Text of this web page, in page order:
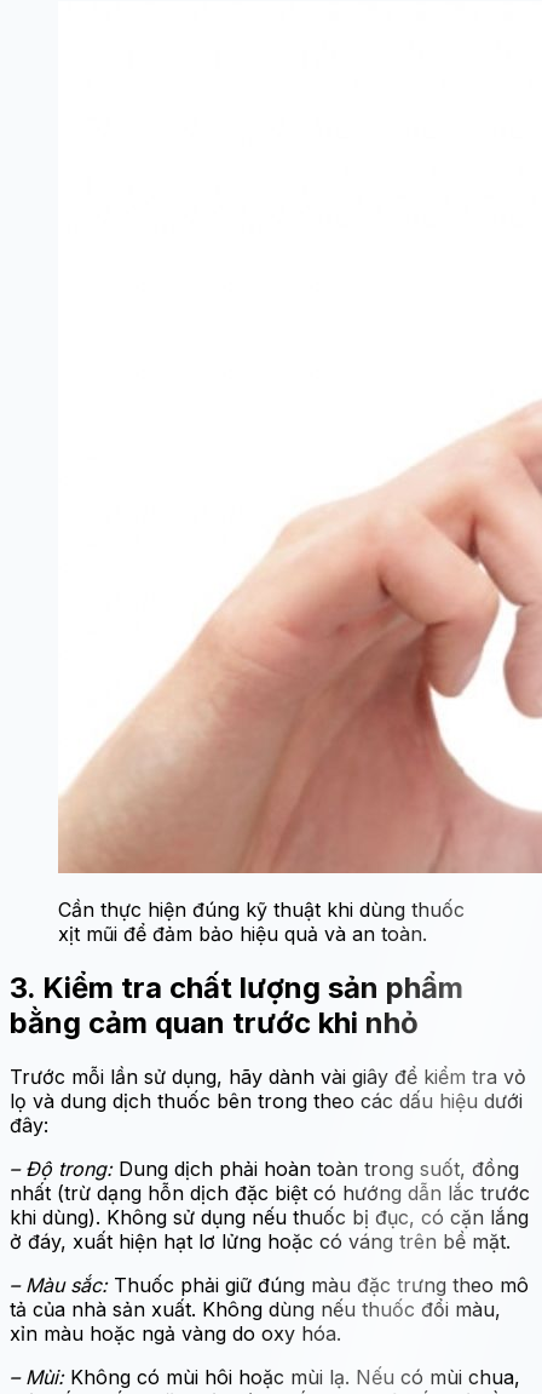
Cần thực hiện đúng kỹ thuật khi dùng thuốc
xịt mũi để đảm bảo hiệu quả và an toàn.
3. Kiểm tra chất lượng sản phẩm
bằng cảm quan trước khi nhỏ
Trước mỗi lần sử dụng, hãy dành vài giây để kiểm tra vỏ
lọ và dung dịch thuốc bên trong theo các dấu hiệu dưới
đây:
– Độ trong:Dung dịch phải hoàn toàn trong suốt, đồng
nhất (trừ dạng hỗn dịch đặc biệt có hướng dẫn lắc trước
khi dùng). Không sử dụng nếu thuốc bị đục, có cặn lắng
ở đáy, xuất hiện hạt lơ lửng hoặc có váng trên bề mặt.
– Màu sắc:Thuốc phải giữ đúng màu đặc trưng theo mô
tả của nhà sản xuất. Không dùng nếu thuốc đổi màu,
xỉn màu hoặc ngả vàng do oxy hóa.
– Mùi:Không có mùi hôi hoặc mùi lạ. Nếu có mùi chua,